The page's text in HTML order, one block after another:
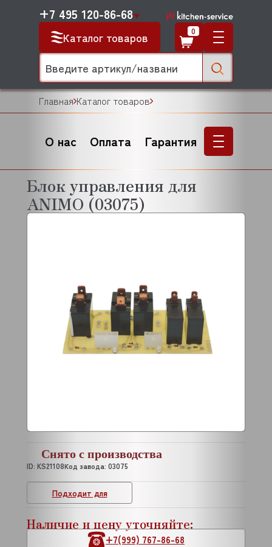
Каталог товаров
+7 495 120-86-68
0
Главная Каталог товаров
О нас Оплата Гарантия
Подходит для
Блок управления для
ANIMO (03075)
Снято с производства
ID: KS21108Код завода: 03075
Наличие и цену уточняйте:
+7(999) 767-86-68